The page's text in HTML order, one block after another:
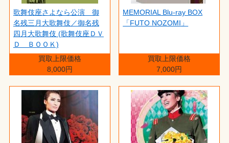
歌舞伎座さよなら公演 御
名残三月大歌舞伎／御名残
四月大歌舞伎 (歌舞伎座ＤＶ
Ｄ ＢＯＯＫ)
買取上限価格
8,000円
MEMORIAL Blu-ray BOX
「FUTO NOZOMI」
買取上限価格
7,000円